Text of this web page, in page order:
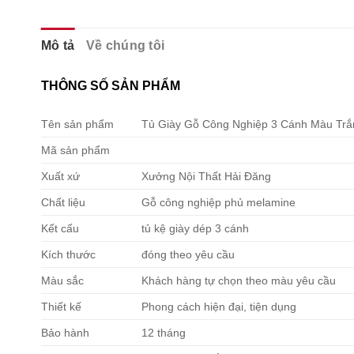
Mô tả Về chúng tôi
THÔNG SỐ SẢN PHẨM
Tên sản phẩm Tủ Giày Gỗ Công Nghiệp 3 Cánh Màu
Mã sản phẩm
Xuất xứ Xưởng Nội Thất Hải Đăng
Chất liệu Gỗ công nghiệp phủ melamine
Kết cấu tủ kệ giày dép 3 cánh
Kích thước đóng theo yêu cầu
Màu sắc Khách hàng tự chọn theo màu yêu cầu
Thiết kế Phong cách hiện đại, tiện dụng
Bảo hành 12 tháng